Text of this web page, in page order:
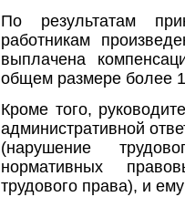
По результатам
работникам
выплачена
общем размере более
Кроме того,
административной
(нарушение
нормативных
трудового права), и